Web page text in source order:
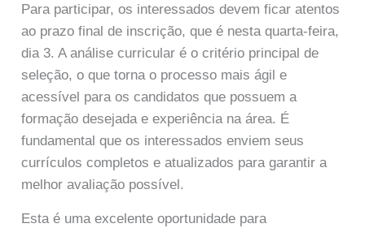
Para participar, os interessados devem ficar atentos
ao prazo final de inscrição, que é nesta quarta-feira,
dia 3. A análise curricular é o critério principal de
seleção, o que torna o processo mais ágil e
acessível para os candidatos que possuem a
formação desejada e experiência na área. É
fundamental que os interessados enviem seus
currículos completos e atualizados para garantir a
melhor avaliação possível.
Esta é uma excelente oportunidade para